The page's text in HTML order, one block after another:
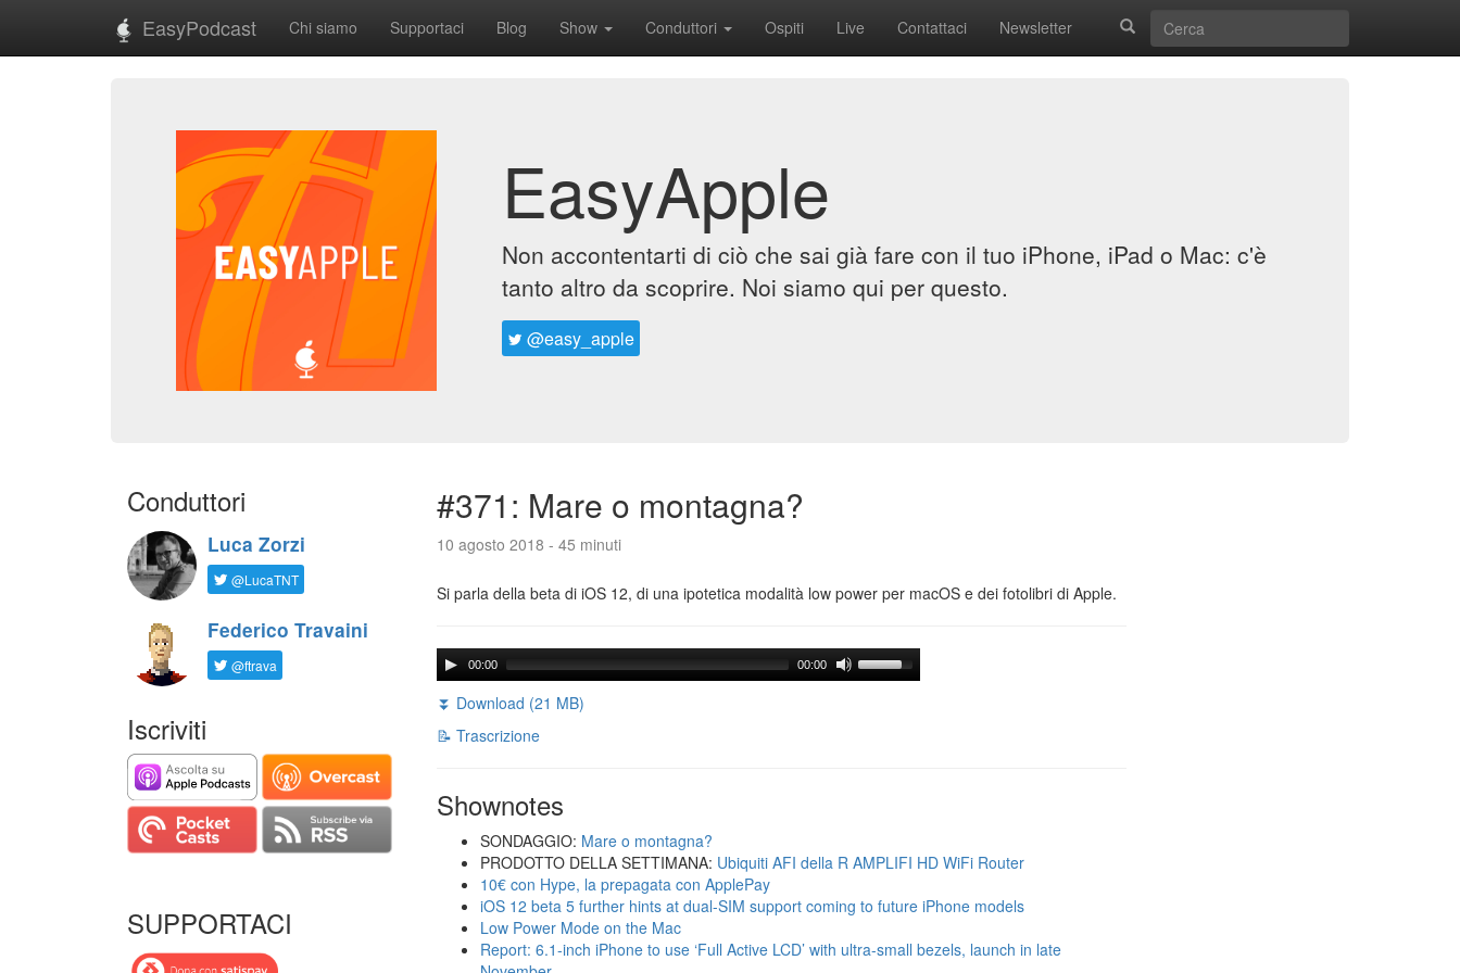
EasyPodcast Chi siamo Supportaci Blog Show Conduttori Ospiti Live Contattaci Newsletter
EasyApple
Non accontentarti di ciò che sai già fare con il tuo iPhone, iPad o Mac: c'è
tanto altro da scoprire. Noi siamo qui per questo.
@easy_apple
Conduttori
Luca Zorzi
@LucaTNT
Federico Travaini
@ftrava
Iscriviti
SUPPORTACI
#371: Mare o montagna?
10 agosto 2018 - 45 minuti
Si parla della beta di iOS 12, di una ipotetica modalità low power per macOS e dei fotolibri di Apple.
00:00 00:00
⏬ Download (21 MB)
📝 Trascrizione
Shownotes
SONDAGGIO: Mare o montagna?
PRODOTTO DELLA SETTIMANA: Ubiquiti AFI della R AMPLIFI HD WiFi Router
10€ con Hype, la prepagata con ApplePay
iOS 12 beta 5 further hints at dual-SIM support coming to future iPhone models
Low Power Mode on the Mac
Report: 6.1-inch iPhone to use ‘Full Active LCD’ with ultra-small bezels, launch in late